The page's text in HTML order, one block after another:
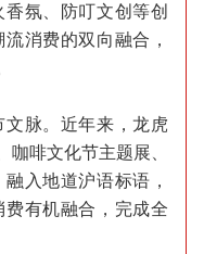
氛、防叮文创等创
消费的双向融合，
脉。近年来，龙虎
咖啡文化节主题展、
入地道沪语标语，
有机融合，完成全